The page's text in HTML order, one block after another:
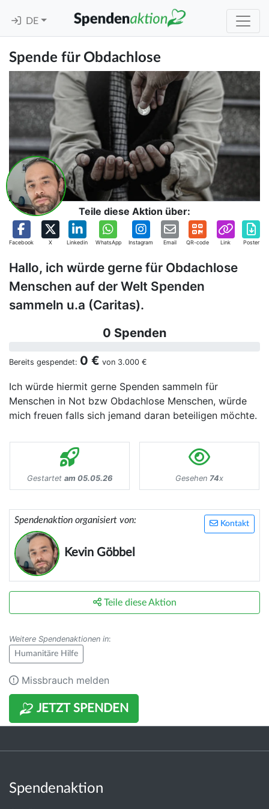
DE
Spende für Obdachlose
Teile diese Aktion über:
Facebook X Linkedin WhatsApp Instagram Email QR-code Link Poster
Hallo, ich würde gerne für Obdachlose
Menschen auf der Welt Spenden
sammeln u.a (Caritas).
0 Spenden
Bereits gespendet: 0 € von 3.000 €
Ich würde hiermit gerne Spenden sammeln für
Menschen in Not bzw Obdachlose Menschen, würde
mich freuen falls sich jemand daran beteiligen möchte.
Gestartet am 05.05.26 Gesehen 74x
Kontakt
Spendenaktion organisiert von:
Kevin Göbbel
JETZT SPENDEN
Teile diese Aktion
Weitere Spendenaktionen in:
Humanitäre Hilfe
Missbrauch melden
Spendenaktion